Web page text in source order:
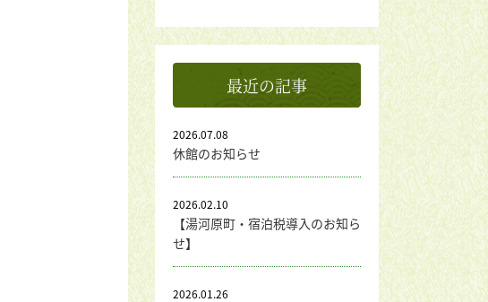
最近の記事
休館のお知らせ
2026.07.08
【湯河原町・宿泊税導入のお知ら
せ】
2026.02.10
2026.01.26